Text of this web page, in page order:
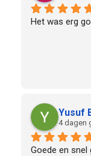
Het was erg
Yusuf
4 dagen
Goede en snel